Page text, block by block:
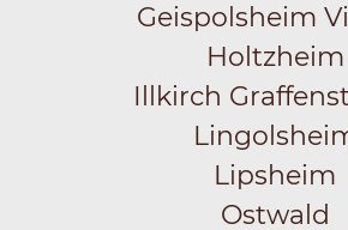
Geispolsheim
Holtzheim
Illkirch
Lipsheim
Ostwald